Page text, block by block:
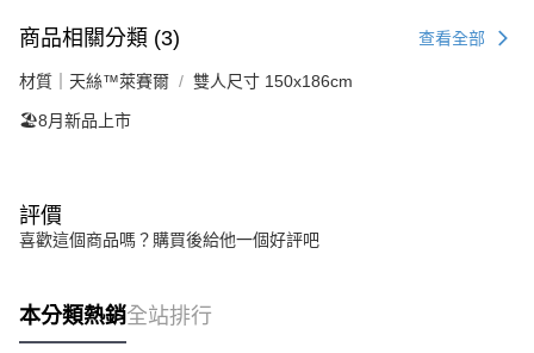
商品相關分類 (3) 查看全部
材質｜天絲™萊賽爾 雙人尺寸 150x186cm
🏖️8月新品上市
評價
喜歡這個商品嗎？購買後給他一個好評吧
本分類熱銷全站排行